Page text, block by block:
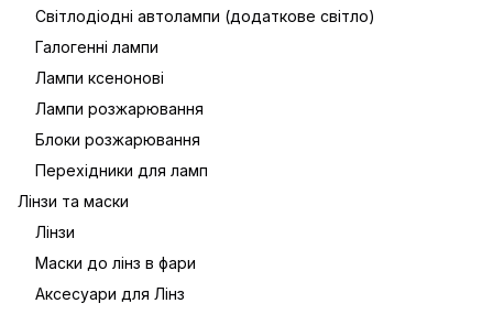
Світлодіодні автолампи (додаткове світло)
Галогенні лампи
Лампи ксенонові
Лампи розжарювання
Блоки розжарювання
Перехідники для ламп
Лінзи та маски
Лінзи
Маски до лінз в фари
Аксесуари для Лінз